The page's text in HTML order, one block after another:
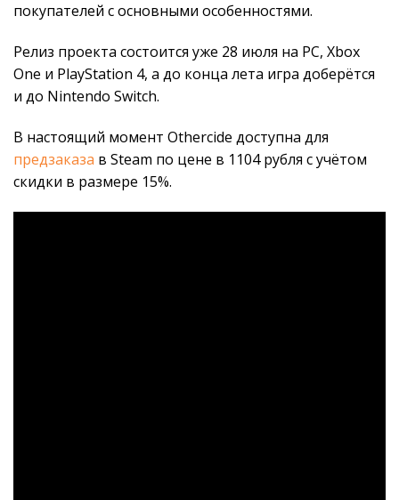
покупателей с основными особенностями.
Релиз проекта состоится уже 28 июля на PC, Xbox
One и PlayStation 4, а до конца лета игра доберётся
и до Nintendo Switch.
В настоящий момент Othercide доступна для
предзаказа в Steam по цене в 1104 рубля с учётом
скидки в размере 15%.